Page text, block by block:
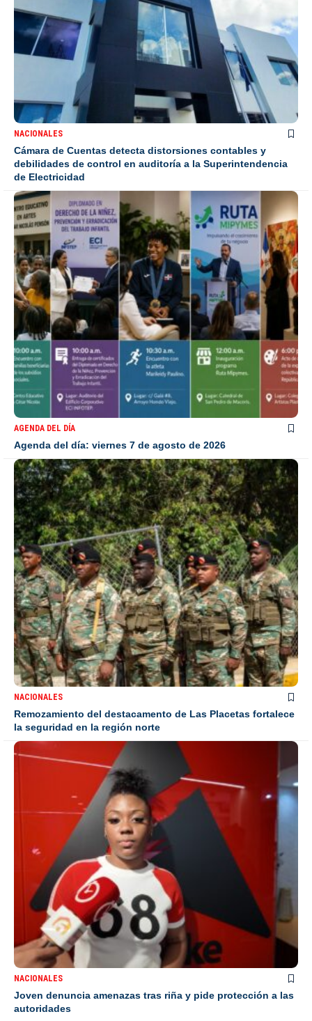
NACIONALES
Cámara de Cuentas detecta distorsiones contables y
debilidades de control en auditoría a la Superintendencia
de Electricidad
AGENDA DEL DÍA
Agenda del día: viernes 7 de agosto de 2026
NACIONALES
Remozamiento del destacamento de Las Placetas fortalece
la seguridad en la región norte
NACIONALES
Joven denuncia amenazas tras riña y pide protección a las
autoridades